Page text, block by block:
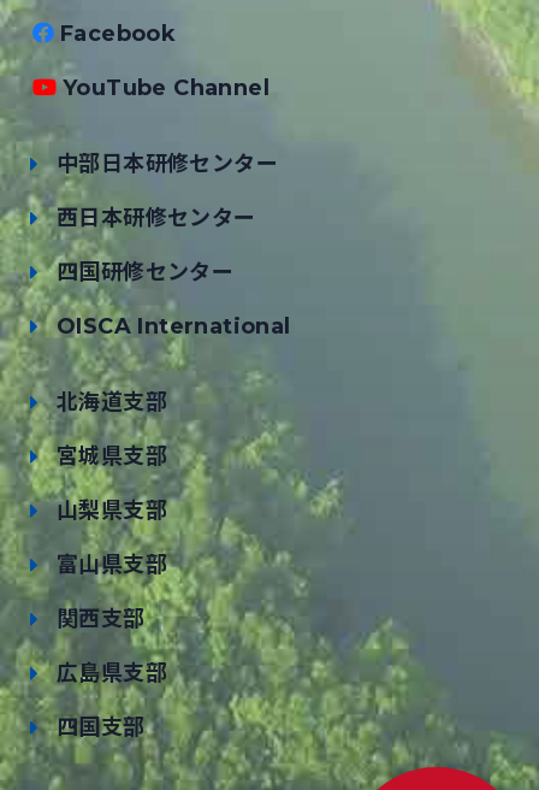
Facebook
YouTube Channel
中部日本研修センター
西日本研修センター
四国研修センター
OISCA International
北海道支部
宮城県支部
山梨県支部
富山県支部
関西支部
広島県支部
四国支部